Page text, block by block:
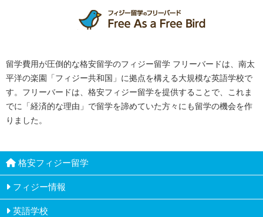
留学費用が圧倒的な格安留学のフィジー留学 フリーバードは、南太
平洋の楽園「フィジー共和国」に拠点を構える大規模な英語学校で
す。フリーバードは、格安フィジー留学を提供することで、これま
でに「経済的な理由」で留学を諦めていた方々にも留学の機会を作
りました。
格安フィジー留学
フィジー情報
ナンディ
英語学校